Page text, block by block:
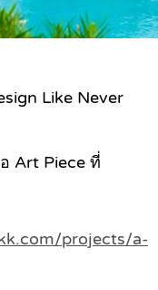
Like Never
Art Piece ที่
projects/a-